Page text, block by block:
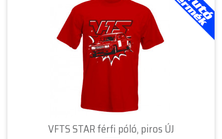
VFTS STAR férfi póló, piros ÚJ